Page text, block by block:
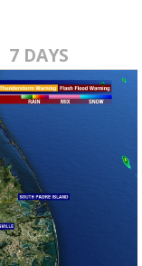
7 DAYS